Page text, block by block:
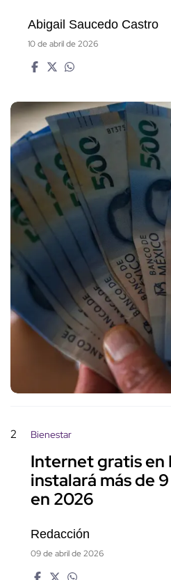
Abigail Saucedo Castro
10 de abril de 2026
2 Bienestar
Internet gratis en
instalará más de
en 2026
Redacción
09 de abril de 2026